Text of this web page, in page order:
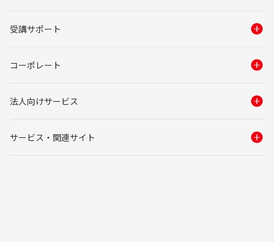
受講サポート
コーポレート
法人向けサービス
サービス・関連サイト